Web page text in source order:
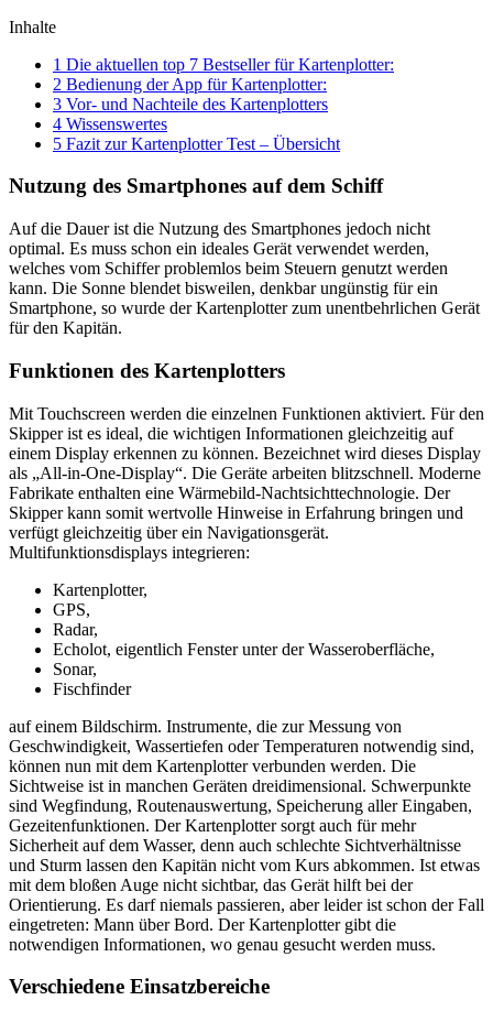
Inhalte
1 Die aktuellen top 7 Bestseller für Kartenplotter:
2 Bedienung der App für Kartenplotter:
3 Vor- und Nachteile des Kartenplotters
4 Wissenswertes
5 Fazit zur Kartenplotter Test – Übersicht
Nutzung des Smartphones auf dem Schiff
Auf die Dauer ist die Nutzung des Smartphones jedoch nicht
optimal. Es muss schon ein ideales Gerät verwendet werden,
welches vom Schiffer problemlos beim Steuern genutzt werden
kann. Die Sonne blendet bisweilen, denkbar ungünstig für ein
Smartphone, so wurde der Kartenplotter zum unentbehrlichen Gerät
für den Kapitän.
Funktionen des Kartenplotters
Mit Touchscreen werden die einzelnen Funktionen aktiviert. Für den
Skipper ist es ideal, die wichtigen Informationen gleichzeitig auf
einem Display erkennen zu können. Bezeichnet wird dieses Display
als „All-in-One-Display“. Die Geräte arbeiten blitzschnell. Moderne
Fabrikate enthalten eine Wärmebild-Nachtsichttechnologie. Der
Skipper kann somit wertvolle Hinweise in Erfahrung bringen und
verfügt gleichzeitig über ein Navigationsgerät.
Multifunktionsdisplays integrieren:
Kartenplotter,
GPS,
Radar,
Echolot, eigentlich Fenster unter der Wasseroberfläche,
Sonar,
Fischfinder
auf einem Bildschirm. Instrumente, die zur Messung von
Geschwindigkeit, Wassertiefen oder Temperaturen notwendig sind,
können nun mit dem Kartenplotter verbunden werden. Die
Sichtweise ist in manchen Geräten dreidimensional. Schwerpunkte
sind Wegfindung, Routenauswertung, Speicherung aller Eingaben,
Gezeitenfunktionen. Der Kartenplotter sorgt auch für mehr
Sicherheit auf dem Wasser, denn auch schlechte Sichtverhältnisse
und Sturm lassen den Kapitän nicht vom Kurs abkommen. Ist etwas
mit dem bloßen Auge nicht sichtbar, das Gerät hilft bei der
Orientierung. Es darf niemals passieren, aber leider ist schon der Fall
eingetreten: Mann über Bord. Der Kartenplotter gibt die
notwendigen Informationen, wo genau gesucht werden muss.
Verschiedene Einsatzbereiche